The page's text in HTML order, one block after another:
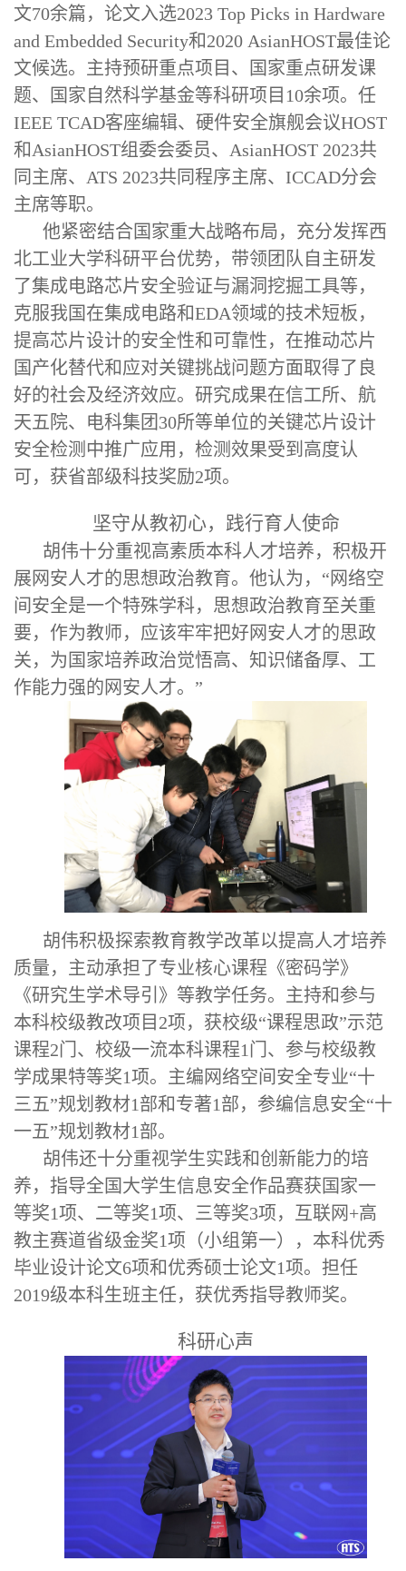
文70余篇，论文入选2023 Top Picks in Hardware
and Embedded Security和2020 AsianHOST最佳论
文候选。主持预研重点项目、国家重点研发课
题、国家自然科学基金等科研项目10余项。任
IEEE TCAD客座编辑、硬件安全旗舰会议HOST
和AsianHOST组委会委员、AsianHOST 2023共
同主席、ATS 2023共同程序主席、ICCAD分会
主席等职。
他紧密结合国家重大战略布局，充分发挥西
北工业大学科研平台优势，带领团队自主研发
了集成电路芯片安全验证与漏洞挖掘工具等，
克服我国在集成电路和EDA领域的技术短板，
提高芯片设计的安全性和可靠性，在推动芯片
国产化替代和应对关键挑战问题方面取得了良
好的社会及经济效应。研究成果在信工所、航
天五院、电科集团30所等单位的关键芯片设计
安全检测中推广应用，检测效果受到高度认
可，获省部级科技奖励2项。
坚守从教初心，践行育人使命
胡伟十分重视高素质本科人才培养，积极开
展网安人才的思想政治教育。他认为， “网络空
间安全是一个特殊学科，思想政治教育至关重
要，作为教师，应该牢牢把好网安人才的思政
关，为国家培养政治觉悟高、知识储备厚、工
作能力强的网安人才。”
胡伟积极探索教育教学改革以提高人才培养
质量，主动承担了专业核心课程《密码学》
《研究生学术导引》等教学任务。主持和参与
本科校级教改项目 2项，获校级“课程思政”示范
课程2门、校级一流本科课程1门、参与校级教
学成果特等奖1项。主编网络空间安全专业“十
三五”规划教材1部和专著1部，参编信息安全“十
一五”规划教材1部。
胡伟还十分重视学生实践和创新能力的培
养，指导全国大学生信息安全作品赛获国家一
等奖1项、二等奖1项、三等奖3项，互联网+高
教主赛道省级金奖1项（小组第一），本科优秀
毕业设计论文6项和优秀硕士论文1项。担任
2019级本科生班主任，获优秀指导教师奖。
科研心声